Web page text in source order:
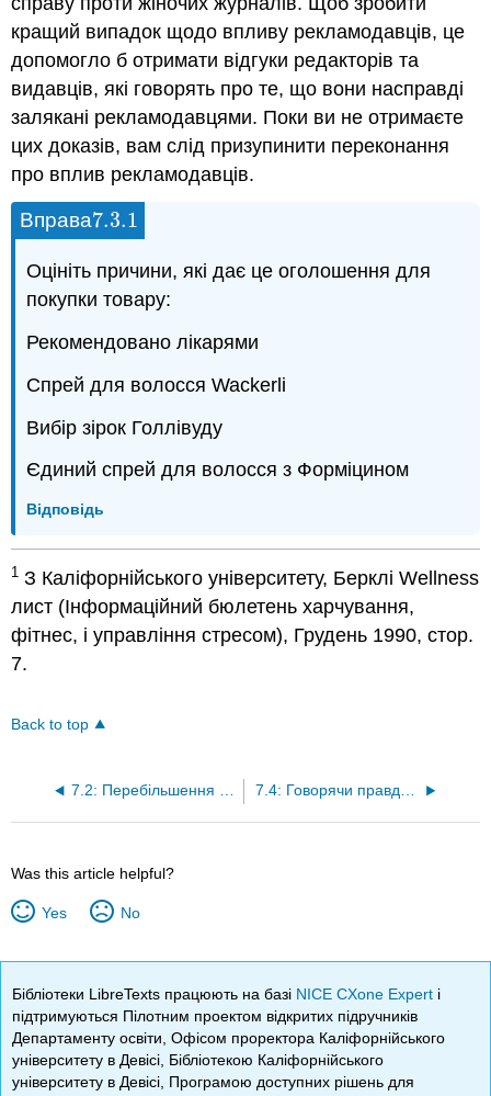
кращий випадок щодо впливу рекламодавців, це
допомогло б отримати відгуки редакторів та
видавців, які говорять про те, що вони насправді
залякані рекламодавцями. Поки ви не отримаєте
цих доказів, вам слід призупинити переконання
про вплив рекламодавців.
Вправа7.3.1
7.3.1
Оцініть причини, які дає це оголошення для
покупки товару:
Рекомендовано лікарями
Спрей для волосся Wackerli
Вибір зірок Голлівуду
Єдиний спрей для волосся з Форміцином
Відповідь
1 З Каліфорнійського університету, Берклі Wellness
лист (Інформаційний бюлетень харчування,
фітнес, і управління стресом), Грудень 1990, стор.
7.
Back to top
Was this article helpful?
Yes No
Бібліотеки LibreTexts працюють на базі NICE CXone Expert і
підтримуються Пілотним проектом відкритих підручників
Департаменту освіти, Офісом проректора Каліфорнійського
університету в Девісі, Бібліотекою Каліфорнійського
університету в Девісі, Програмою доступних рішень для